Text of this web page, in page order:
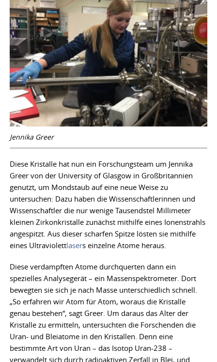
Jennika Greer
Diese Kristalle hat nun ein Forschungsteam um Jennika
Greer von der University of Glasgow in Großbritannien
genutzt, um Mondstaub auf eine neue Weise zu
untersuchen: Dazu haben die Wissenschaftlerinnen und
Wissenschaftler die nur wenige Tausendstel Millimeter
kleinen Zirkonkristalle zunächst mithilfe eines Ionenstrahls
angespitzt. Aus dieser scharfen Spitze lösten sie mithilfe
eines Ultraviolettlasers einzelne Atome heraus.
Diese verdampften Atome durchquerten dann ein
spezielles Analysegerät – ein Massenspektrometer. Dort
bewegten sie sich je nach Masse unterschiedlich schnell.
„So erfahren wir Atom für Atom, woraus die Kristalle
genau bestehen“, sagt Greer. Um daraus das Alter der
Kristalle zu ermitteln, untersuchten die Forschenden die
Uran- und Bleiatome in den Kristallen. Denn eine
bestimmte Art von Uran – das Isotop Uran-238 –
verwandelt sich durch radioaktiven Zerfall in Blei, und